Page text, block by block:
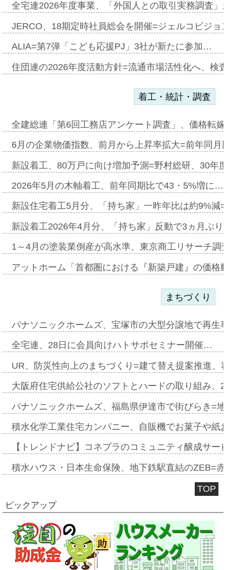
全宅連2026年度事業、「外国人との取引実務調査
JERCO、18期定時社員総会を開催=ジェルコビジ
ALIA=第7弾「こども応援PJ」3社が新たに参加…
住団連の2026年度活動方針=流通市場活性化へ、検
着工・統計・調査
全建総連「第6回工務店アンケート調査」、価格転
6月の企業物価指数、前月から上昇率拡大=前年同
新設着工、80万戸に向け増加予測=野村総研、30年
2026年5月の木軸着工、前年同期比で43・5%増に…
新設住宅着工5月分、「持ち家」一昨年比は約9%
新設着工2026年4月分、「持ち家」反動で3ヵ月ぶ
1～4月の塗装業倒産が高水準、東京商工リサーチ
アットホーム「首都圏における『新築戸建』の価
まちづくり
パナソニックホームズ、宝塚市の大型分譲地で再
全宅連、28日に会員向けハトサポセミナー開催…
UR、防災性向上のまちづくり=建て替え提案推進
大阪府住宅供給公社のソフトとハードの取り組み
パナソニックホームズ、福島県伊達市で街びらき=
積水化学工業住宅カンパニー、自販機でお菓子や
【トレンドナビ】コネプラのコミュニティ醸成サ
積水ハウス・日本生命保険、地下鉄駅直結のZEB=
TOP
ピックアップ